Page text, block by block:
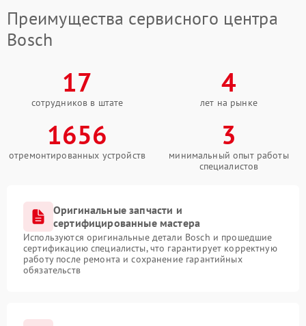
Преимущества сервисного центра
Bosch
17
сотрудников в штате
4
лет на рынке
1656
отремонтированных устройств
3
минимальный опыт работы
специалистов
Оригинальные запчасти и
сертифицированные мастера
Используются оригинальные детали Bosch и прошедшие
сертификацию специалисты, что гарантирует корректную
работу после ремонта и сохранение гарантийных
обязательств